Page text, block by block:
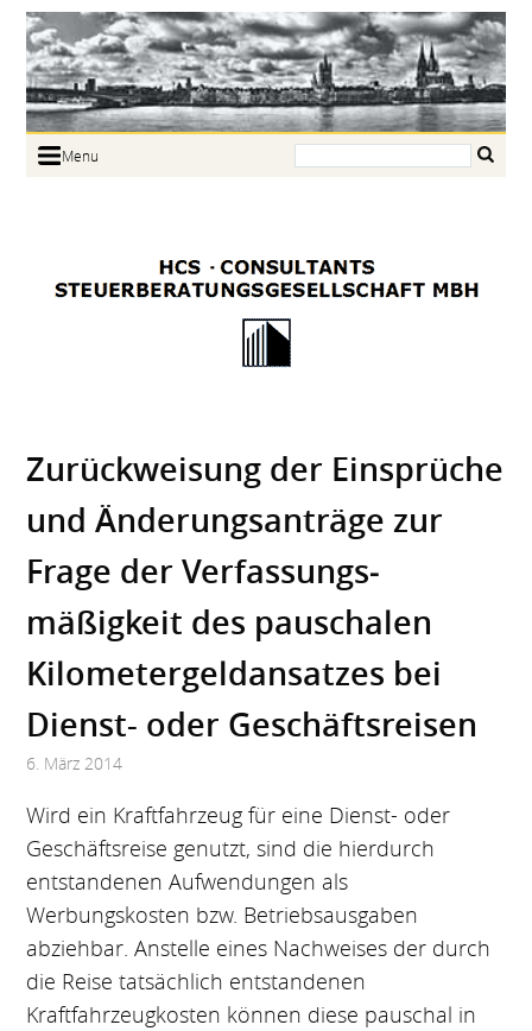
Menu
Links
Zurück­weisung der Einsprüche
und Änderungs­anträge zur
Frage der Verfassungs­
mäßigkeit des pauschalen
Kilometer­geldansatzes bei
Dienst- oder Geschäfts­reisen
6. März 2014
Wird ein Kraftfahrzeug für eine Dienst- oder
Geschäftsreise genutzt, sind die hierdurch
entstandenen Aufwendungen als
Werbungskosten bzw. Betriebsausgaben
abziehbar. Anstelle eines Nachweises der durch
die Reise tatsächlich entstandenen
Kraftfahrzeugkosten können diese pauschal in